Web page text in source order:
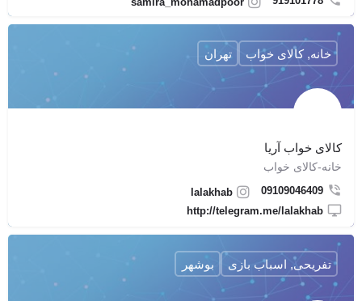
کالای خواب آریا
خانه-کالای خواب
09109046409
lalakhab
http://telegram.me/lalakhab
خانه, کالای خواب تهران
تفریحی, اسباب بازی بوشهر